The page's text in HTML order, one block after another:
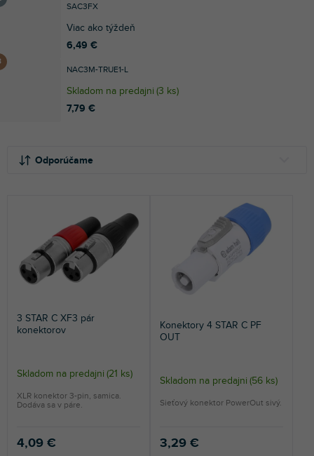
SAC3FX
Viac ako týždeň
6,49 €
NAC3M-TRUE1-L
Skladom na predajni (3 ks)
7,79 €
Odporúčame
NAJPREDÁVANEJŠIE
ABECEDNE
3 STAR C XF3 pár
konektorov
Skladom na predajni (21 ks)
4,09 €
XLR konektor 3-pin, samica.
Dodáva sa v páre.
Konektory 4 STAR C PF
OUT
Skladom na predajni (56 ks)
3,29 €
Sieťový konektor PowerOut sivý.